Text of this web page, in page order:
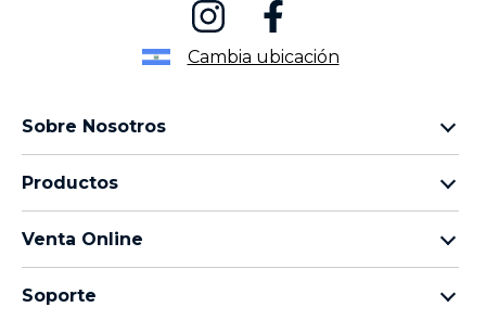
Cambia ubicación
Sobre Nosotros
Términos de uso
Aviso de Privacidad Web
Productos
moto g
Venta Online
Soporte